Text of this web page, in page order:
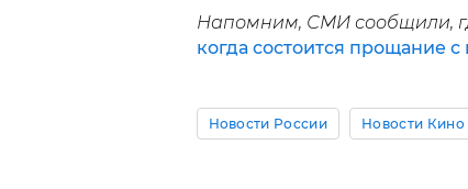
Напомним, СМИ сообщили,
когда состоится прощание
Новости России Новости Кино